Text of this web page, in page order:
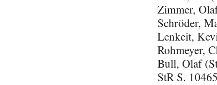
Zimmer,
Schröder,
Lenkeit,
Rohmeyer,
Bull, Olaf
StR S.